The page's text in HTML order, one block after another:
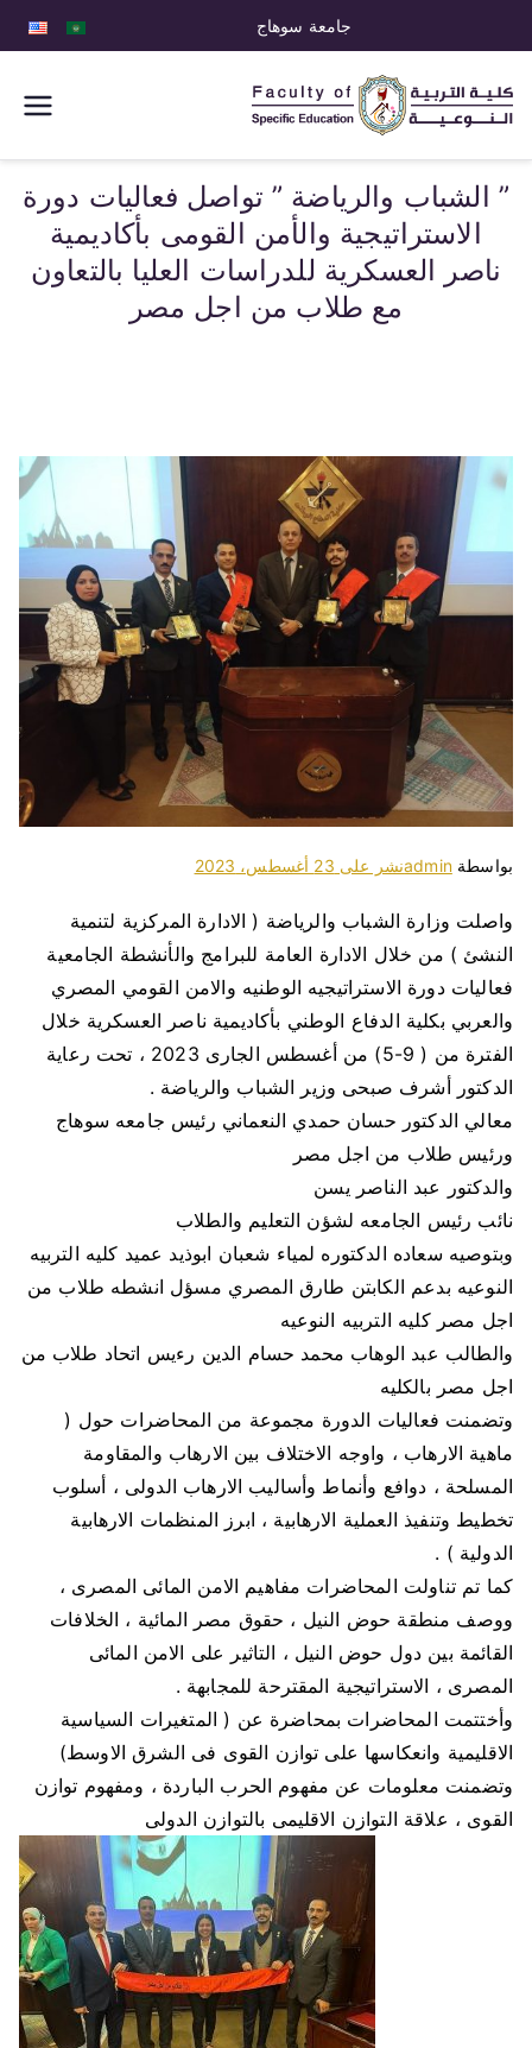
جامعة سوهاج
كلية التربية
النوعية
” الشباب والرياضة ” تواصل فعاليات دورة
الاستراتيجية والأمن القومى بأكاديمية
ناصر العسكرية للدراسات العليا بالتعاون
مع طلاب من اجل مصر
بواسطةadminنشر على 23 أغسطس، 2023
واصلت وزارة الشباب والرياضة ( الادارة المركزية لتنمية
النشئ ) من خلال الادارة العامة للبرامج والأنشطة الجامعية
فعاليات دورة الاستراتيجيه الوطنيه والامن القومي المصري
والعربي بكلية الدفاع الوطني بأكاديمية ناصر العسكرية خلال
الفترة من ( 9-5) من أغسطس الجارى 2023 ، تحت رعاية
الدكتور أشرف صبحى وزير الشباب والرياضة .
معالي الدكتور حسان حمدي النعماني رئيس جامعه سوهاج
ورئيس طلاب من اجل مصر
والدكتور عبد الناصر يسن
نائب رئيس الجامعه لشؤن التعليم والطلاب
وبتوصيه سعاده الدكتوره لمياء شعبان ابوذيد عميد كليه التربيه
النوعيه بدعم الكابتن طارق المصري مسؤل انشطه طلاب من
اجل مصر كليه التربيه النوعيه
والطالب عبد الوهاب محمد حسام الدين رءيس اتحاد طلاب من
اجل مصر بالكليه
وتضمنت فعاليات الدورة مجموعة من المحاضرات حول (
ماهية الارهاب ، واوجه الاختلاف بين الارهاب والمقاومة
المسلحة ، دوافع وأنماط وأساليب الارهاب الدولى ، أسلوب
تخطيط وتنفيذ العملية الارهابية ، ابرز المنظمات الارهابية
الدولية ) .
كما تم تناولت المحاضرات مفاهيم الامن المائى المصرى ،
ووصف منطقة حوض النيل ، حقوق مصر المائية ، الخلافات
القائمة بين دول حوض النيل ، التاثير على الامن المائى
المصرى ، الاستراتيجية المقترحة للمجابهة .
وأختتمت المحاضرات بمحاضرة عن ( المتغيرات السياسية
الاقليمية وانعكاسها على توازن القوى فى الشرق الاوسط)
وتضمنت معلومات عن مفهوم الحرب الباردة ، ومفهوم توازن
القوى ، علاقة التوازن الاقليمى بالتوازن الدولى